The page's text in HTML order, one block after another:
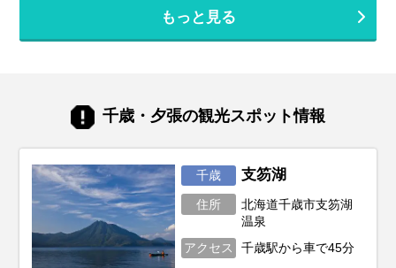
高の思い出を作りに出かけましょう！
内の美味しいものが全て集まる巨大なショ
ッピングモールのような場所。しかし、あ
迷ってしまうことも。 そこで今回は、新千
歳空港や北海道観光で購入できるお土産・
鮮、ご飯もお酒も進む絶品グルメまで、人
気アイテムをランキング形式やカテゴリ別
にお届けします。
もっと見る
千歳・夕張の観光スポット情報
千歳 支笏湖
住所
北海道千歳市支笏湖
温泉
アクセス
千歳駅から車で45分